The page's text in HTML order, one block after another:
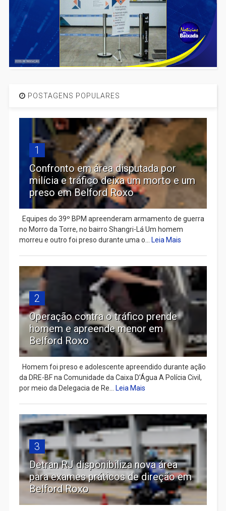
POSTAGENS POPULARES
1
Confronto em área disputada por
milícia e tráfico deixa um morto e um
preso em Belford Roxo
Equipes do 39º BPM apreenderam armamento de guerra
no Morro da Torre, no bairro Shangri-Lá Um homem
morreu e outro foi preso durante uma o... Leia Mais
2
Operação contra o tráfico prende
homem e apreende menor em
Belford Roxo
Homem foi preso e adolescente apreendido durante ação
da DRE-BF na Comunidade da Caixa D’Água A Polícia Civil,
por meio da Delegacia de Re... Leia Mais
3
Detran RJ disponibiliza nova área
para exames práticos de direção em
Belford Roxo